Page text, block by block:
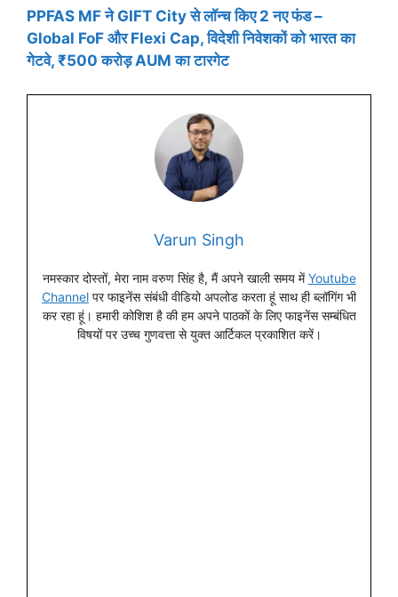
PPFAS MF ने GIFT City से लॉन्च किए 2 नए फंड –
Global FoF और Flexi Cap, विदेशी निवेशकों को भारत का
गेटवे, ₹500 करोड़ AUM का टारगेट
Varun Singh
नमस्कार दोस्तों, मेरा नाम वरुण सिंह है, मैं अपने खाली समय मेंYoutube
Channel पर फाइनेंस संबंधी वीडियो अपलोड करता हूं साथ ही ब्लॉगिंग भी
कर रहा हूं। हमारी कोशिश है की हम अपने पाठकों के लिए फाइनेंस सम्बंधित
विषयों पर उच्च गुणवत्ता से युक्त आर्टिकल प्रकाशित करें।